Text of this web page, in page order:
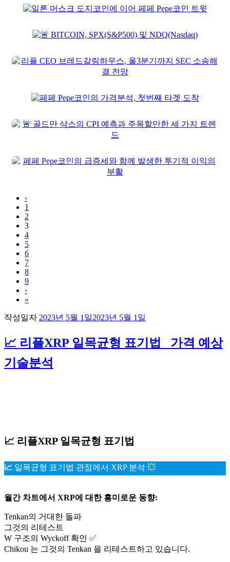
‹
1
2
3
4
5
6
7
8
9
›
»
작성일자 2023년 5월 1일2023년 5월 1일
📈 리플XRP 일목균형 표기법 _가격 예상
기술분석
📈 리플XRP 일목균형 표기법
📈 일목균형 표기법 관점에서 XRP 분석 💥
월간 차트에서 XRP에 대한 흥미로운 동향:
Tenkan의 거대한 돌파
그것의 리테스트
W 구조의 Wyckoff 확인 ✅
Chikou 는 그것의 Tenkan 을 리테스트하고 있습니다.